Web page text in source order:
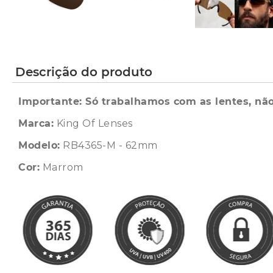
Descrição do produto
Importante: Só trabalhamos com as lentes,
Marca: King Of Lenses
Modelo: RB4365-M - 62mm
Cor: Marrom